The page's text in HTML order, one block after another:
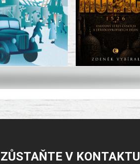
ZŮSTAŇTE V KONTAKTU